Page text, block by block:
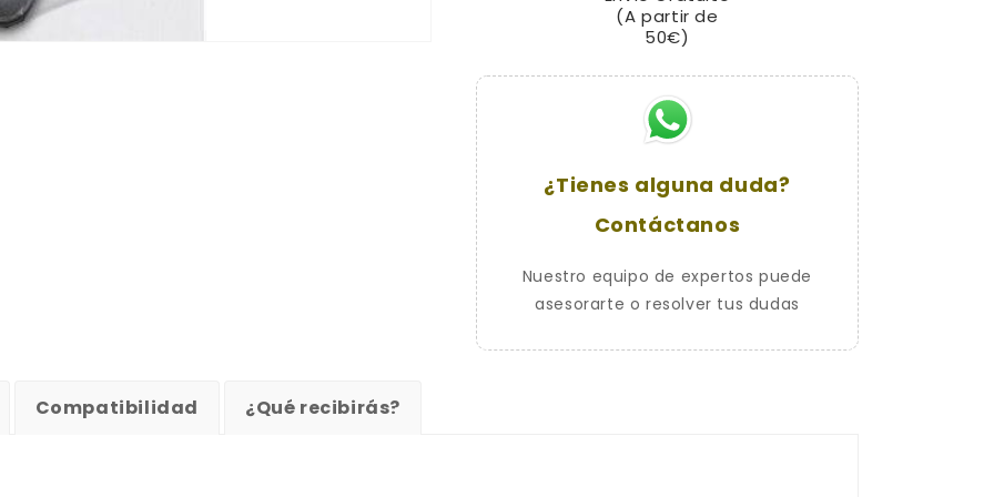
de
Manillar
plana
(A partir de
50€)
¿Tienes alguna duda?
Contáctanos
Nuestro equipo de expertos puede
asesorarte o resolver tus dudas
Compatibilidad ¿Qué recibirás?